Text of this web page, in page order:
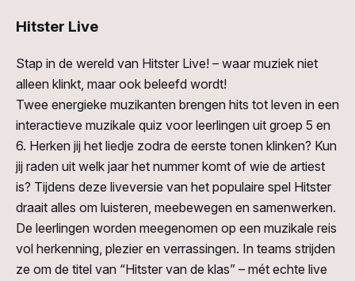
Sociaal domein
Over ons
Nieuws & Agenda
Contact
Hitster Live
Stap in de wereld van Hitster Live! – waar muziek niet
alleen klinkt, maar ook beleefd wordt!
Twee energieke muzikanten brengen hits tot leven in een
interactieve muzikale quiz voor leerlingen uit groep 5 en
6. Herken jij het liedje zodra de eerste tonen klinken? Kun
jij raden uit welk jaar het nummer komt of wie de artiest
is? Tijdens deze liveversie van het populaire spel Hitster
draait alles om luisteren, meebewegen en samenwerken.
De leerlingen worden meegenomen op een muzikale reis
vol herkenning, plezier en verrassingen. In teams strijden
ze om de titel van “Hitster van de klas” – mét echte live